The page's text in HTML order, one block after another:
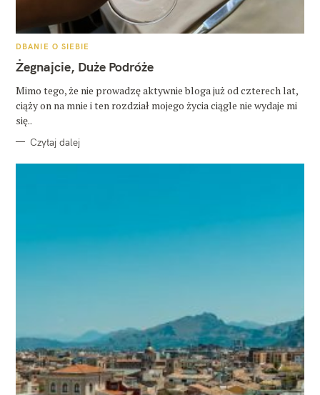
K
T
E
O
R
I
DBANIE O SIEBIE
Żegnajcie, Duże Podróże
Mimo tego, że nie prowadzę aktywnie bloga już od czterech lat,
ciąży on na mnie i ten rozdział mojego życia ciągle nie wydaje mi
się..
Czytaj dalej